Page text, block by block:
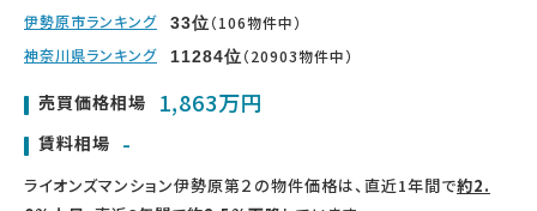
伊勢原市ランキング
33位（106物件中）
神奈川県ランキング
11284位（20903物件中）
売買価格相場 1,863万円
賃料相場 -
ライオンズマンション伊勢原第２の物件価格は、直近1年間で約2.